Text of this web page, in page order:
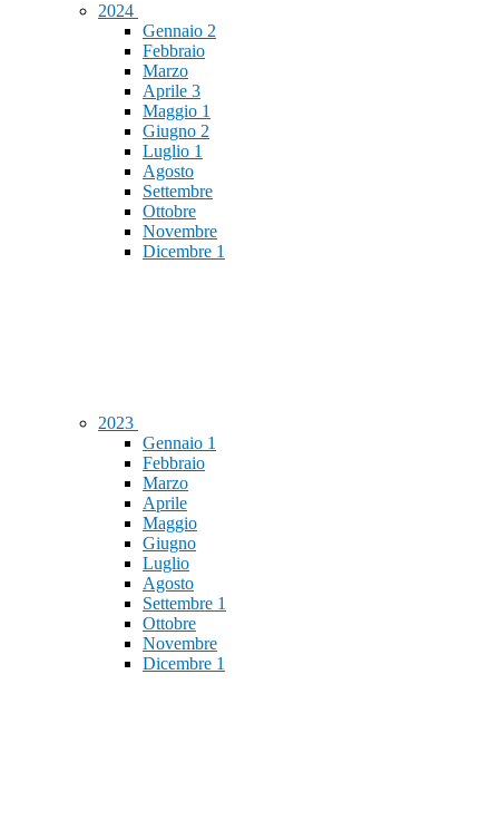
2024
Gennaio 2
Febbraio
Marzo
Aprile 3
Maggio 1
Giugno 2
Luglio 1
Agosto
Settembre
Ottobre
Novembre
Dicembre 1
2023
Gennaio 1
Febbraio
Marzo
Aprile
Maggio
Giugno
Luglio
Agosto
Settembre 1
Ottobre
Novembre
Dicembre 1